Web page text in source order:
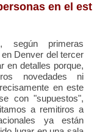
en el
según primeras
Denver del tercer
en detalles porque,
novedades ni
en este
con "supuestos",
a remitiros a
ya están